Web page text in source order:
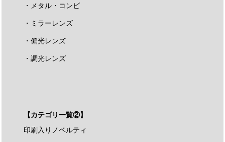
・メタル・コンビ
・ミラーレンズ
・偏光レンズ
・調光レンズ
【カテゴリ一覧②】
印刷入りノベルティ